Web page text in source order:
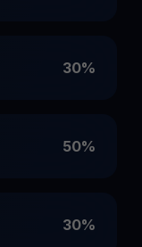
30%
50%
30%